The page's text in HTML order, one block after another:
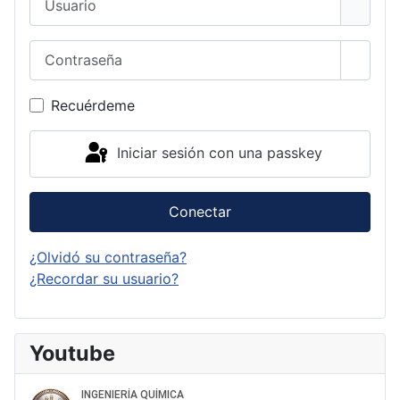
Recuérdeme
Iniciar sesión con una passkey
Conectar
¿Olvidó su contraseña?
¿Recordar su usuario?
Youtube